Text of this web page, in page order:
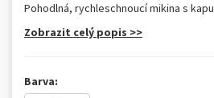
Pohodlná, rychleschnoucí mikina s
Zobrazit celý popis >>
Barva: